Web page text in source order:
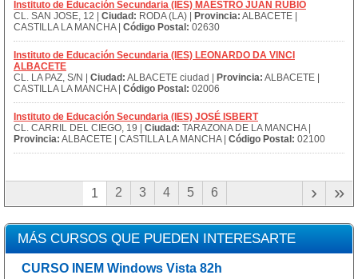
Instituto de Educación Secundaria (IES) MAESTRO JUAN RUBIO
CL. SAN JOSE, 12 | Ciudad: RODA (LA) | Provincia: ALBACETE |
CASTILLA LA MANCHA | Código Postal: 02630
Instituto de Educación Secundaria (IES) LEONARDO DA VINCI
ALBACETE
CL. LA PAZ, S/N | Ciudad: ALBACETE ciudad | Provincia: ALBACETE |
CASTILLA LA MANCHA | Código Postal: 02006
Instituto de Educación Secundaria (IES) JOSÉ ISBERT
CL. CARRIL DEL CIEGO, 19 | Ciudad: TARAZONA DE LA MANCHA |
Provincia: ALBACETE | CASTILLA LA MANCHA | Código Postal: 02100
1 2 3 4 5 6 »
›
MÁS CURSOS QUE PUEDEN INTERESARTE
CURSO INEM Windows Vista 82h